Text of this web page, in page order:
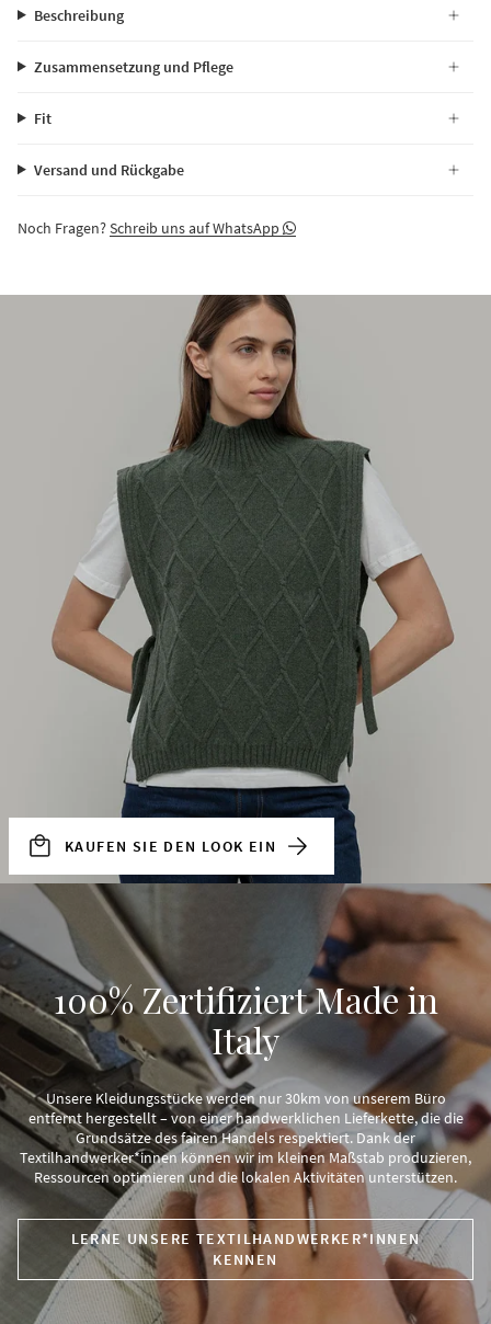
Beschreibung
Zusammensetzung und Pflege
Fit
Versand und Rückgabe
Noch Fragen?Schreib uns auf WhatsApp
KAUFEN SIE DEN LOOK EIN
100% Zertifiziert Made in
Italy
Unsere Kleidungsstücke werden nur 30km von unserem Büro
entfernt hergestellt – von einer handwerklichen Lieferkette, die die
Grundsätze des fairen Handels respektiert. Dank der
Textilhandwerker*innen können wir im kleinen Maßstab produzieren,
Ressourcen optimieren und die lokalen Aktivitäten unterstützen.
LERNE UNSERE TEXTILHANDWERKER*INNEN
KENNEN